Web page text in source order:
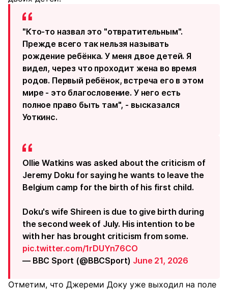
"Кто-то назвал это "отвратительным".
Прежде всего так нельзя называть
рождение ребёнка. У меня двое детей. Я
видел, через что проходит жена во время
родов. Первый ребёнок, встреча его в этом
мире - это благословение. У него есть
полное право быть там", - высказался
Уоткинс.
Ollie Watkins was asked about the criticism of
Jeremy Doku for saying he wants to leave the
Belgium camp for the birth of his first child.
Doku's wife Shireen is due to give birth during
the second week of July. His intention to be
with her has brought criticism from some.
pic.twitter.com/1rDUYn76CO
— BBC Sport (@BBCSport) June 21, 2026
Отметим, что Джереми Доку уже выходил на поле